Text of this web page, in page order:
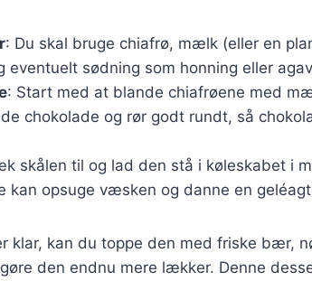
: Du skal bruge chiafrø, mælk (eller en
eventuelt sødning som honning eller
: Start med at blande chiafrøene med
chokolade og rør godt rundt, så
skålen til og lad den stå i køleskabet i
kan opsuge væsken og danne en
klar, kan du toppe den med friske bær,
den endnu mere lækker. Denne